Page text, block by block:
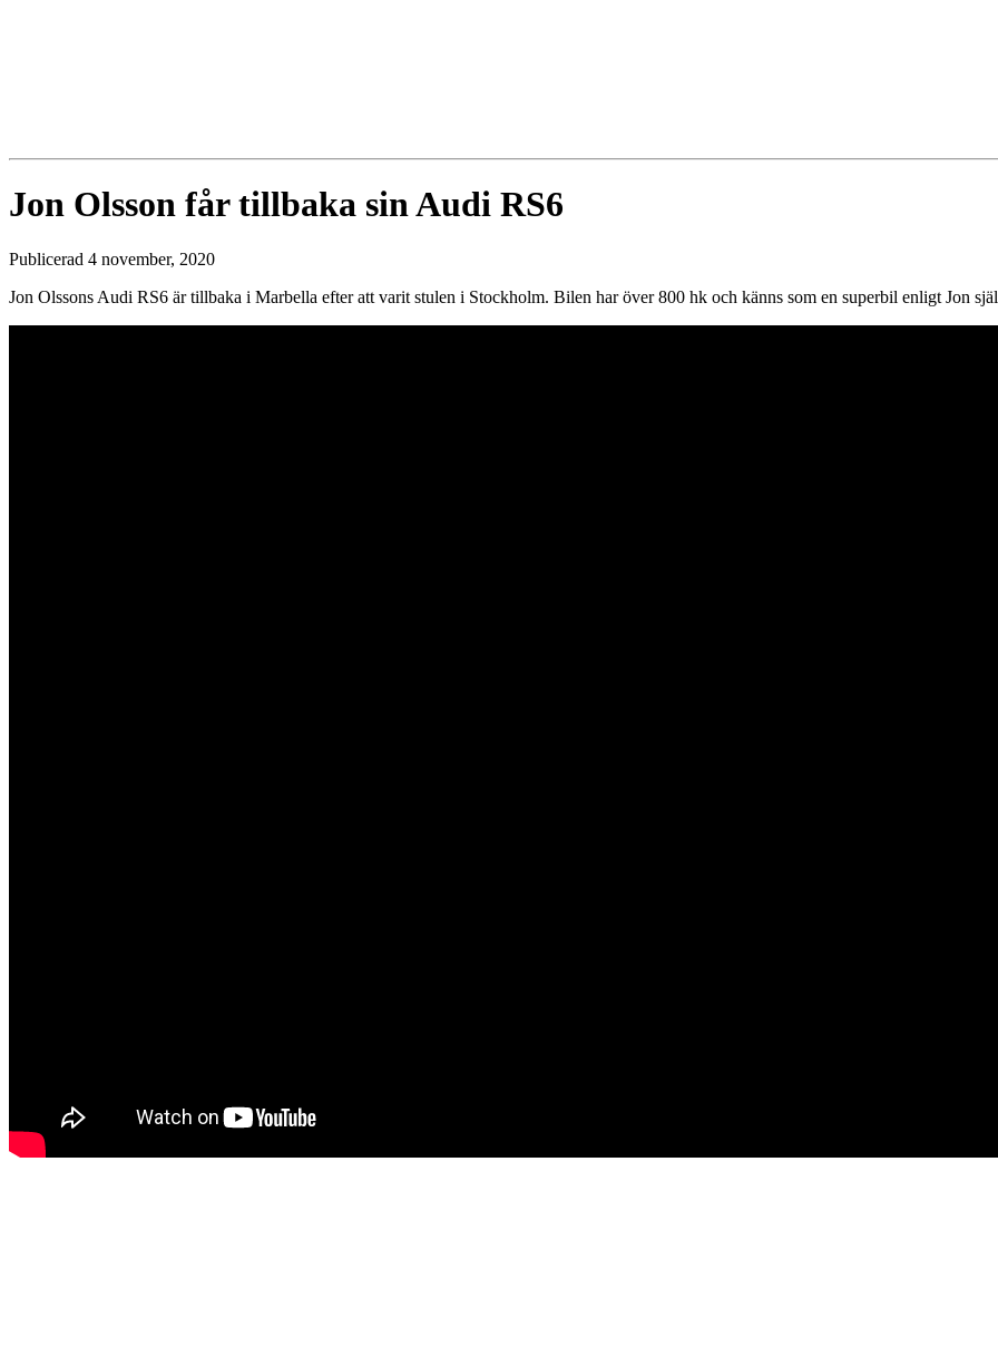
Jon Olsson får tillbaka sin Audi RS6
Publicerad 4 november, 2020
Jon Olssons Audi RS6 är tillbaka i Marbella efter att varit stulen i Stockholm. Bilen har över 800 hk och känns som en superbil enligt Jon